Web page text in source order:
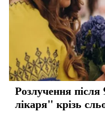
Розлучення
лікаря" крізь